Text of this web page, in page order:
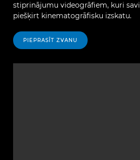
stiprinājumu videogrāfiem, kuri
piešķirt kinematogrāfisku izskatu.
PIEPRASĪT ZVANU